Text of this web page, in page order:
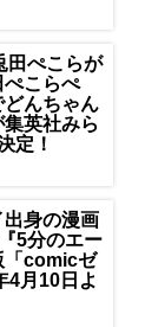
田ぺこらが
こらぺ
んちゃん
英社みら
定！
出身の漫画
5分のエー
「comicゼ
4月10日よ